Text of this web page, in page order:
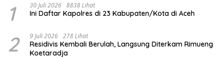
1 30 Juli 2026 8838 Lihat
Ini Daftar Kapolres di 23 Kabupaten/Kota di Aceh
2 9 Juli 2026 278 Lihat
Residivis Kembali Berulah, Langsung Diterkam Rimueng
Koetaradja